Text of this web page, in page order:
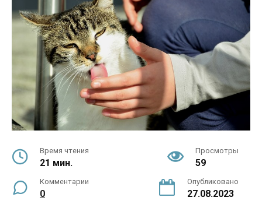
Время чтения
21 мин.
Просмотры
59
Комментарии
0
Опубликовано
27.08.2023